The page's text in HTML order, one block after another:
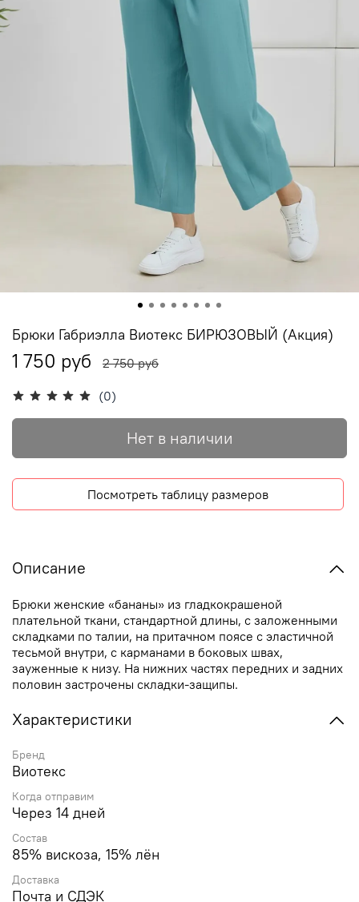
(0)
Брюки Габриэлла Виотекс БИРЮЗОВЫЙ (Акция)
1 750 руб 2 750 руб
Нет в наличии
Посмотреть таблицу размеров
Описание
Брюки женские «бананы» из гладкокрашеной
плательной ткани, стандартной длины, с заложенными
складками по талии, на притачном поясе с эластичной
тесьмой внутри, с карманами в боковых швах,
зауженные к низу. На нижних частях передних и задних
половин застрочены складки-защипы.
Характеристики
Бренд
Виотекс
Когда отправим
Через 14 дней
Состав
85% вискоза, 15% лён
Доставка
Почта и СДЭК